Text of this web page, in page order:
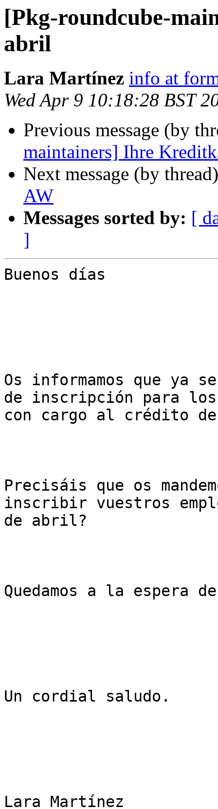
[Pkg-roundcube-
abril
Lara Martínez info at
Wed Apr 9 10:18:28 BST
Previous message (by
maintainers] Ihre
Next message (by
AW
Messages sorted by: [
]
Buenos días
Os informamos que ya
de inscripción para los
con cargo al crédito
Precisáis que os
inscribir vuestros
de abril?
Quedamos a la espera
Un cordial saludo.
Lara Martínez